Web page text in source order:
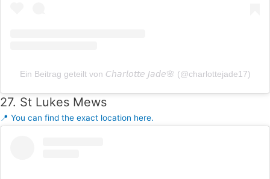
Ein Beitrag geteilt von 𝘊𝘩𝘢𝘳𝘭𝘰𝘵𝘵𝘦 𝘑𝘢𝘥𝘦🌸 (@charlottejade17)
27. St Lukes Mews
📍 You can find the exact location here.